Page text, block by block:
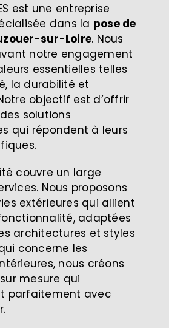
est une entreprise
dans la pose de
sur-Loire. Nous
notre engagement
essentielles telles
la durabilité et
objectif est d’offrir
solutions
qui répondent à leurs
couvre un large
Nous proposons
extérieures qui allient
adaptées
architectures et styles
concerne les
nous créons
mesure qui
parfaitement avec